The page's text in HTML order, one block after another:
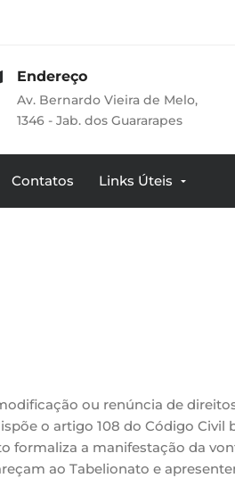
Vieira de Melo,
Guararapes
Seg-
Contatos Links Úteis
ou renúncia de
o artigo 108 do Código Civil
formaliza a manifestação da
ao Tabelionato e